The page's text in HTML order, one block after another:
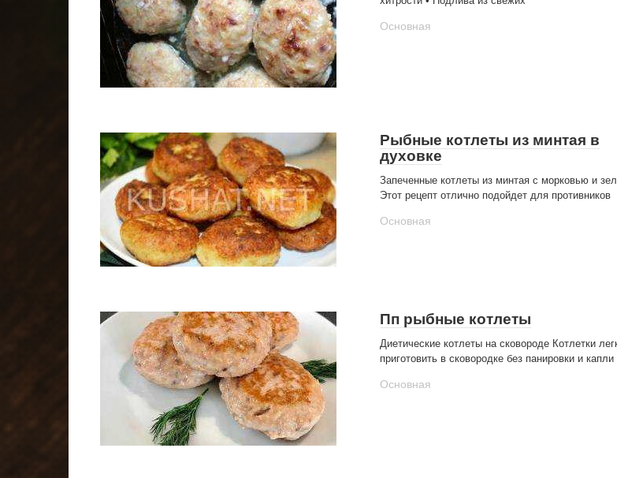
Основная
Рыбные котлеты из минтая в
духовке
Запеченные котлеты из минтая с морковью и
Этот рецепт отлично подойдет для противников
Основная
Пп рыбные котлеты
Диетические котлеты на сковороде Котлетки
приготовить в сковородке без панировки и
Основная